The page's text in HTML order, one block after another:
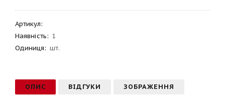
Артикул:
Наявність: 1
Одиниця: шт.
ОПИС ВІДГУКИ ЗОБРАЖЕННЯ